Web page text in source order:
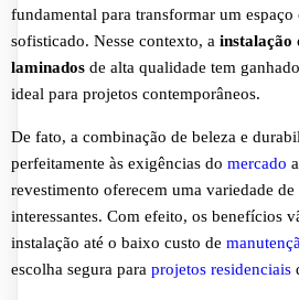
fundamental para transformar um
sofisticado. Nesse contexto, a instalação
laminados de alta qualidade tem
ideal para projetos contemporâneos.
De fato, a combinação de beleza e
perfeitamente às exigências do mercado
revestimento oferecem uma variedade
interessantes. Com efeito, os benefícios
instalação até o baixo custo de
escolha segura para projetos residenciais